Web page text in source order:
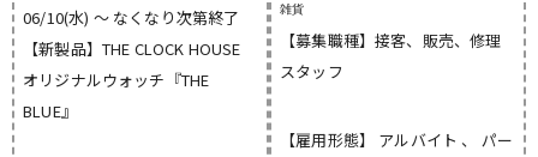
06/10(水) 〜 なくなり次第終了
【新製品】THE CLOCK HOUSE
オリジナルウォッチ『THE
BLUE』
雑貨
【募集職種】接客、販売、修理
スタッフ
【雇用形態】 アルバイト 、 パー